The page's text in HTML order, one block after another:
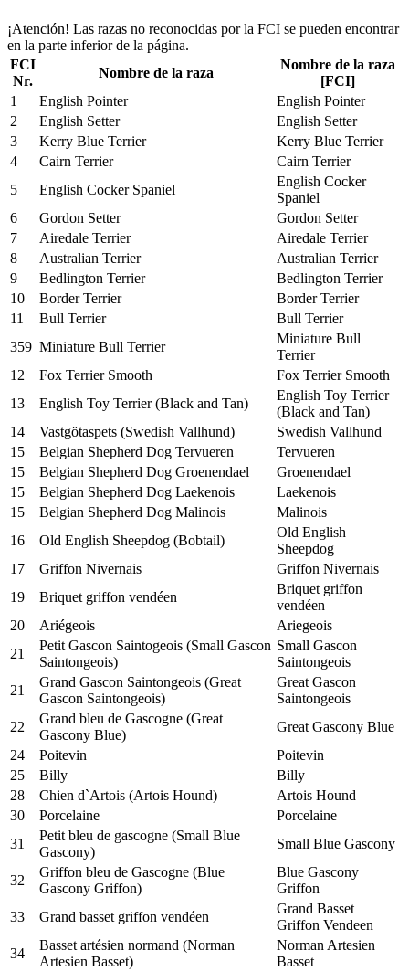
¡Atención! Las razas no reconocidas por la FCI se pueden encontrar
en la parte inferior de la página.
FCI
Nr.
Nombre de la raza
Nombre de la raza
[FCI]
1
English Pointer
English Pointer
2
English Setter
English Setter
3
Kerry Blue Terrier
Kerry Blue Terrier
4
Cairn Terrier
Cairn Terrier
5
English Cocker Spaniel
English Cocker
Spaniel
6
Gordon Setter
Gordon Setter
7
Airedale Terrier
Airedale Terrier
8
Australian Terrier
Australian Terrier
9
Bedlington Terrier
Bedlington Terrier
10
Border Terrier
Border Terrier
11
Bull Terrier
Bull Terrier
359 Miniature Bull Terrier
Miniature Bull
Terrier
12
Fox Terrier Smooth
Fox Terrier Smooth
13
English Toy Terrier (Black and Tan)
English Toy Terrier
(Black and Tan)
14
Vastgötaspets (Swedish Vallhund)
Swedish Vallhund
15
Belgian Shepherd Dog Tervueren
Tervueren
15
Belgian Shepherd Dog Groenendael
Groenendael
15
Belgian Shepherd Dog Laekenois
Laekenois
15
Belgian Shepherd Dog Malinois
Malinois
16
Old English Sheepdog (Bobtail)
Old English
Sheepdog
17
Griffon Nivernais
Griffon Nivernais
19
Briquet griffon vendéen
Briquet griffon
vendéen
20
Ariégeois
Ariegeois
21
Petit Gascon Saintogeois (Small Gascon
Saintongeois)
Small Gascon
Saintongeois
21
Grand Gascon Saintongeois (Great
Gascon Saintongeois)
Great Gascon
Saintongeois
22
Grand bleu de Gascogne (Great
Gascony Blue)
Great Gascony Blue
24
Poitevin
Poitevin
25
Billy
Billy
28
Chien d`Artois (Artois Hound)
Artois Hound
30
Porcelaine
Porcelaine
31
Petit bleu de gascogne (Small Blue
Gascony)
Small Blue Gascony
32
Griffon bleu de Gascogne (Blue
Gascony Griffon)
Blue Gascony
Griffon
33
Grand basset griffon vendéen
Grand Basset
Griffon Vendeen
34
Basset artésien normand (Norman
Artesien Basset)
Norman Artesien
Basset